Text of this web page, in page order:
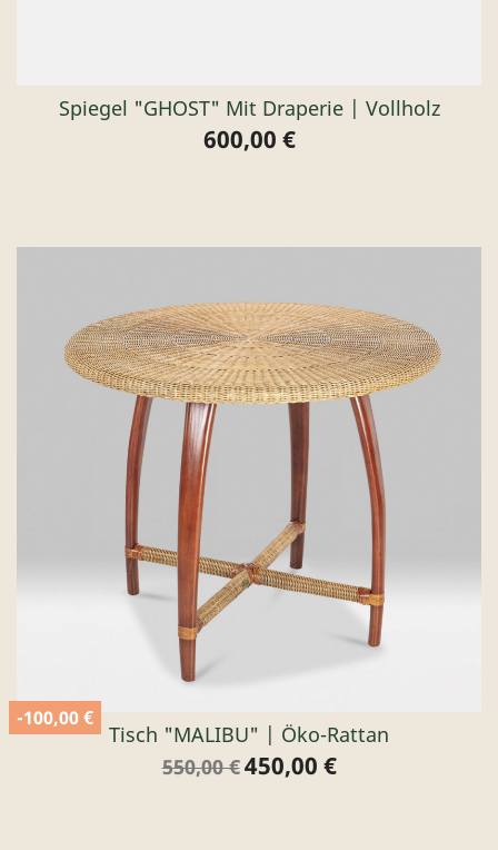
Spiegel "GHOST" Mit Draperie | Vollholz
Preis
600,00 €
Tisch "MALIBU" | Öko-Rattan
Verkaufspreis
550,00 €
-100,00 €
Preis
450,00 €